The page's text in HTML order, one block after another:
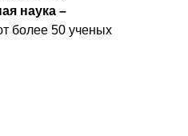
наука –
более 50 ученых